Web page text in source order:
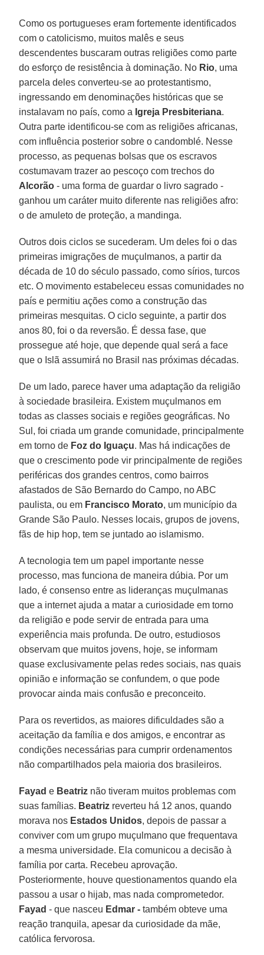
Como os portugueses eram fortemente identificados
com o catolicismo, muitos malês e seus
descendentes buscaram outras religiões como parte
do esforço de resistência à dominação. No Rio, uma
parcela deles converteu-se ao protestantismo,
ingressando em denominações históricas que se
instalavam no país, como a Igreja Presbiteriana.
Outra parte identificou-se com as religiões africanas,
com influência posterior sobre o candomblé. Nesse
processo, as pequenas bolsas que os escravos
costumavam trazer ao pescoço com trechos do
Alcorão - uma forma de guardar o livro sagrado -
ganhou um caráter muito diferente nas religiões afro:
o de amuleto de proteção, a mandinga.
Outros dois ciclos se sucederam. Um deles foi o das
primeiras imigrações de muçulmanos, a partir da
década de 10 do século passado, como sírios, turcos
etc. O movimento estabeleceu essas comunidades no
país e permitiu ações como a construção das
primeiras mesquitas. O ciclo seguinte, a partir dos
anos 80, foi o da reversão. É dessa fase, que
prossegue até hoje, que depende qual será a face
que o Islã assumirá no Brasil nas próximas décadas.
De um lado, parece haver uma adaptação da religião
à sociedade brasileira. Existem muçulmanos em
todas as classes sociais e regiões geográficas. No
Sul, foi criada um grande comunidade, principalmente
em torno de Foz do Iguaçu. Mas há indicações de
que o crescimento pode vir principalmente de regiões
periféricas dos grandes centros, como bairros
afastados de São Bernardo do Campo, no ABC
paulista, ou em Francisco Morato, um município da
Grande São Paulo. Nesses locais, grupos de jovens,
fãs de hip hop, tem se juntado ao islamismo.
A tecnologia tem um papel importante nesse
processo, mas funciona de maneira dúbia. Por um
lado, é consenso entre as lideranças muçulmanas
que a internet ajuda a matar a curiosidade em torno
da religião e pode servir de entrada para uma
experiência mais profunda. De outro, estudiosos
observam que muitos jovens, hoje, se informam
quase exclusivamente pelas redes sociais, nas quais
opinião e informação se confundem, o que pode
provocar ainda mais confusão e preconceito.
Para os revertidos, as maiores dificuldades são a
aceitação da família e dos amigos, e encontrar as
condições necessárias para cumprir ordenamentos
não compartilhados pela maioria dos brasileiros.
Fayad e Beatriz não tiveram muitos problemas com
suas famílias. Beatriz reverteu há 12 anos, quando
morava nos Estados Unidos, depois de passar a
conviver com um grupo muçulmano que frequentava
a mesma universidade. Ela comunicou a decisão à
família por carta. Recebeu aprovação.
Posteriormente, houve questionamentos quando ela
passou a usar o hijab, mas nada comprometedor.
Fayad - que nasceu Edmar - também obteve uma
reação tranquila, apesar da curiosidade da mãe,
católica fervorosa.